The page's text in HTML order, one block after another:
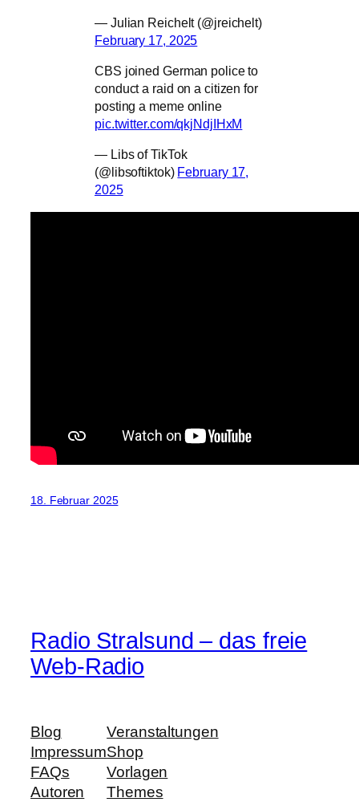
— Julian Reichelt (@jreichelt)
February 17, 2025
CBS joined German police to
conduct a raid on a citizen for
posting a meme online
pic.twitter.com/qkjNdjIHxM
— Libs of TikTok
(@libsoftiktok) February 17,
2025
18. Februar 2025
Radio Stralsund – das freie
Web-Radio
Blog
Impressum
FAQs
Autoren
Veranstaltungen
Shop
Vorlagen
Themes